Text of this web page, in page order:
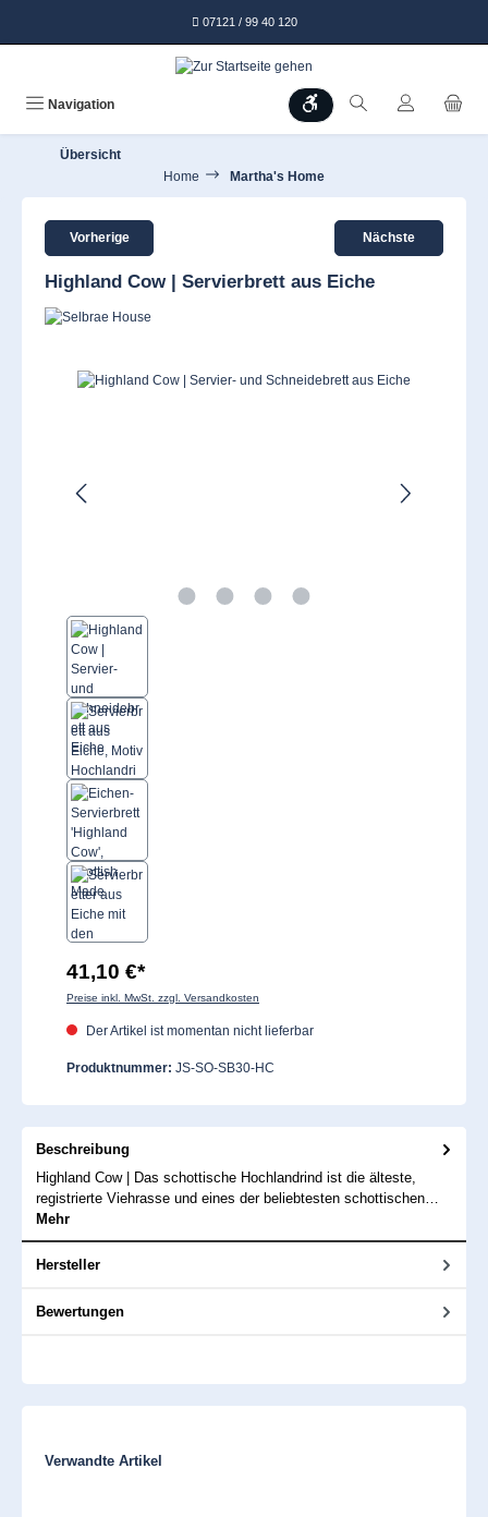
07121 / 99 40 120
Navigation Werkzeugleiste anzeigen
Übersicht
Home
Martha's Home
Vorherige Nächste
Highland Cow | Servierbrett aus Eiche
Bildergalerie überspringen
41,10 €*
Preise inkl. MwSt. zzgl. Versandkosten
Der Artikel ist momentan nicht lieferbar
Produktnummer: JS-SO-SB30-HC
Beschreibung
Highland Cow | Das schottische Hochlandrind ist die älteste,
registrierte Viehrasse und eines der beliebtesten schottischen…
Mehr
Hersteller
Bewertungen
Produktgalerie überspringen
Verwandte Artikel